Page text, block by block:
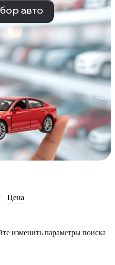
авто
Цена
изменить параметры поиска